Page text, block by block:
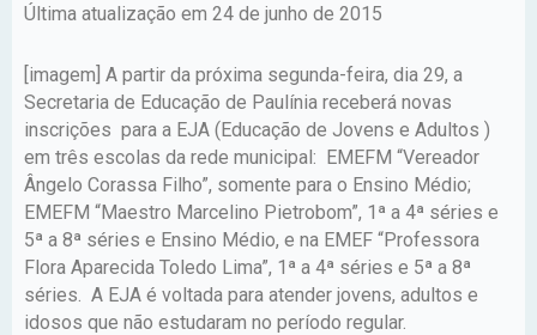
Última atualização em 24 de junho de 2015
[imagem] A partir da próxima segunda-feira, dia 29, a
Secretaria de Educação de Paulínia receberá novas
inscrições para a EJA (Educação de Jovens e Adultos )
em três escolas da rede municipal: EMEFM “Vereador
Ângelo Corassa Filho”, somente para o Ensino Médio;
EMEFM “Maestro Marcelino Pietrobom”, 1ª a 4ª séries e
5ª a 8ª séries e Ensino Médio, e na EMEF “Professora
Flora Aparecida Toledo Lima”, 1ª a 4ª séries e 5ª a 8ª
séries. A EJA é voltada para atender jovens, adultos e
idosos que não estudaram no período regular.